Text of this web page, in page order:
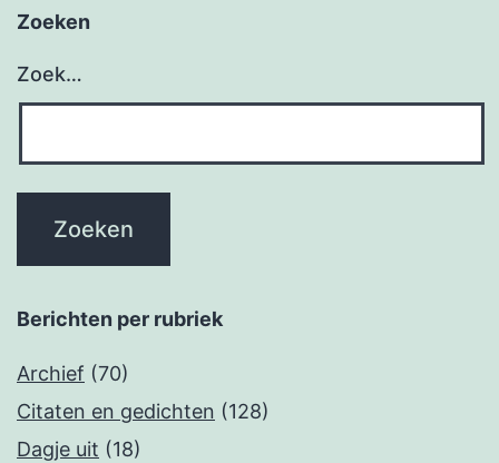
Zoeken
Zoek…
Berichten per rubriek
Archief (70)
Citaten en gedichten (128)
Dagje uit (18)